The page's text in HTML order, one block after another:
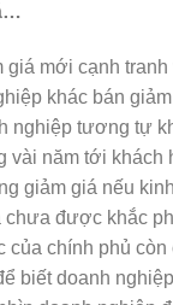
giá mới cạnh tranh
khác bán
nghiệp tương tự
vài năm tới khách
giảm giá nếu
được khắc
của chính phủ còn
biết doanh